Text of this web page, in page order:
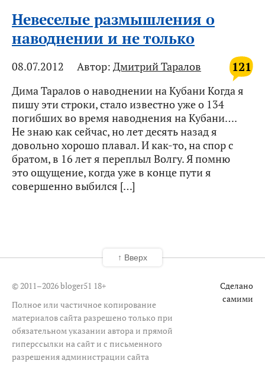
Невеселые размышления о
наводнении и не только
121
08.07.2012 Автор: Дмитрий Таралов
Дима Таралов о наводнении на Кубани Когда я
пишу эти строки, стало известно уже о 134
погибших во время наводнения на Кубани….
Не знаю как сейчас, но лет десять назад я
довольно хорошо плавал. И как-то, на спор с
братом, в 16 лет я переплыл Волгу. Я помню
это ощущение, когда уже в конце пути я
совершенно выбился […]
© 2011–2026 bloger51 18+
Полное или частичное копирование
материалов сайта разрешено только при
обязательном указании автора и прямой
гиперссылки на сайт и с письменного
разрешения администрации сайта
Сделано
самими
↑ Вверх